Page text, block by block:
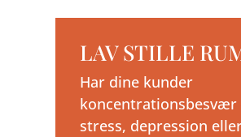
LAV STILLE
Har dine kunder
koncentrationsbesvær
stress, depression